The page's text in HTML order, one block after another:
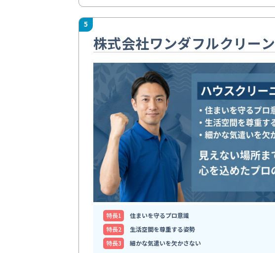
5
株式会社ワンダフルクリーン
特⻑1
住まいを守るプロ意識
特⻑2
生活空間を尊重する姿勢
特⻑3
細かな気遣いを欠かさない